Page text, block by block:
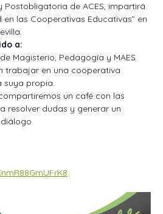
Postobligatoria de ACES, impartirá
las Cooperativas Educativas” en
a:
Magisterio, Pedagogía y MAES
trabajar en una cooperativa
suya propia.
un café con las
resolver dudas y generar un